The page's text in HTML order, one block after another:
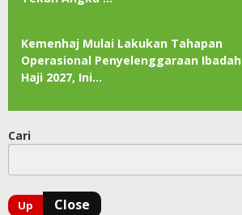
Kemenhaj Mulai Lakukan Tahapan
Operasional Penyelenggaraan Ibadah
Haji 2027, Ini…
Cari